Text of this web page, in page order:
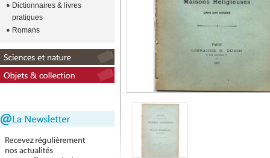
Dictionnaires & livres
pratiques
Romans